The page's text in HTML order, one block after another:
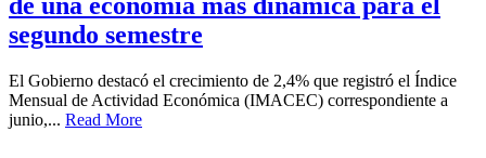
segundo semestre
El Gobierno destacó el crecimiento de 2,4% que registró el Índice
Mensual de Actividad Económica (IMACEC) correspondiente a
junio,... Read More